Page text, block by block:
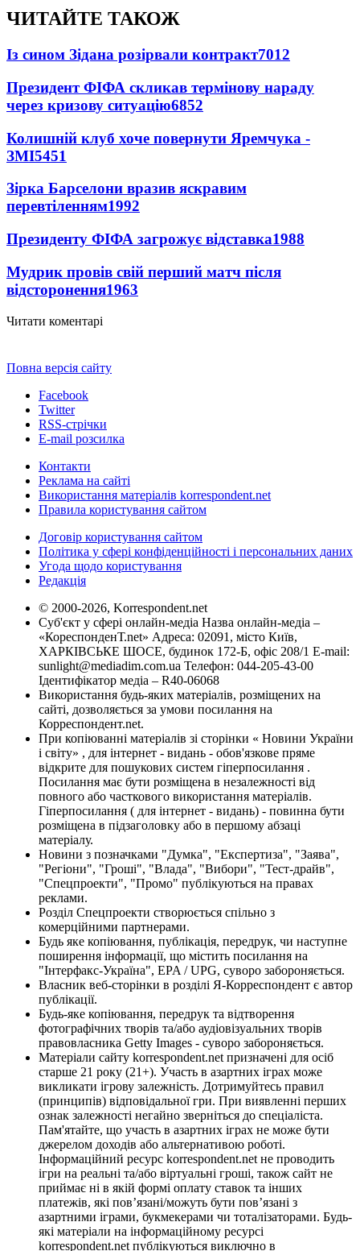
ЧИТАЙТЕ ТАКОЖ
Із сином Зідана розірвали контракт7012
Президент ФІФА скликав термінову нараду
через кризову ситуацію6852
Колишній клуб хоче повернути Яремчука -
ЗМІ5451
Зірка Барселони вразив яскравим
перевтіленням1992
Президенту ФІФА загрожує відставка1988
Мудрик провів свій перший матч після
відсторонення1963
Читати коментарі
Повна версія сайту
Facebook
Twitter
RSS-стрічки
E-mail розсилка
Контакти
Реклама на сайті
Використання матеріалів korrespondent.net
Правила користування сайтом
Договір користування сайтом
Політика у сфері конфіденційності і персональних даних
Угода щодо користування
Редакція
© 2000-2026, Korrespondent.net
Суб'єкт у сфері онлайн-медіа Назва онлайн-медіа –
«КореспонденТ.net» Адреса: 02091, місто Київ,
ХАРКІВСЬКЕ ШОСЕ, будинок 172-Б, офіс 208/1 E-mail:
sunlight@mediadim.com.ua Телефон: 044-205-43-00
Ідентифікатор медіа – R40-06068
Використання будь-яких матеріалів, розміщених на
сайті, дозволяється за умови посилання на
Корреспондент.net.
При копіюванні матеріалів зі сторінки « Новини України
і світу» , для інтернет - видань - обов'язкове пряме
відкрите для пошукових систем гіперпосилання .
Посилання має бути розміщена в незалежності від
повного або часткового використання матеріалів.
Гіперпосилання ( для інтернет - видань) - повинна бути
розміщена в підзаголовку або в першому абзаці
матеріалу.
Новини з позначками "Думка", "Експертиза", "Заява",
"Регіони", "Гроші", "Влада", "Вибори", "Тест-драйв",
"Спецпроекти", "Промо" публікуються на правах
реклами.
Розділ Спецпроекти створюється спільно з
комерційними партнерами.
Будь яке копіювання, публікація, передрук, чи наступне
поширення інформації, що містить посилання на
"Інтерфакс-Україна", EPA / UPG, суворо забороняється.
Власник веб-сторінки в розділі Я-Корреспондент є автор
публікації.
Будь-яке копіювання, передрук та відтворення
фотографічних творів та/або аудіовізуальних творів
правовласника Getty Images - суворо забороняється.
Матеріали сайту korrespondent.net призначені для осіб
старше 21 року (21+). Участь в азартних іграх може
викликати ігрову залежність. Дотримуйтесь правил
(принципів) відповідальної гри. При виявленні перших
ознак залежності негайно зверніться до спеціаліста.
Пам'ятайте, що участь в азартних іграх не може бути
джерелом доходів або альтернативою роботі.
Інформаційний ресурс korrespondent.net не проводить
ігри на реальні та/або віртуальні гроші, також сайт не
приймає ні в якій формі оплату ставок та інших
платежів, які пов’язані/можуть бути пов’язані з
азартними іграми, букмекерами чи тоталізаторами. Будь-
які матеріали на інформаційному ресурсі
korrespondent.net публікуються виключно в